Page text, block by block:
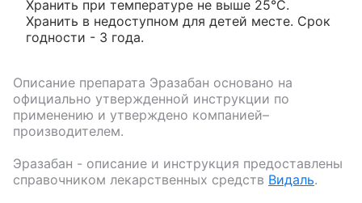
Хранить при температуре не выше 25°С.
Хранить в недоступном для детей месте. Срок
годности - 3 года.
Описание препарата Эразабан основано на
официально утвержденной инструкции по
применению и утверждено компанией–
производителем.
Эразабан - описание и инструкция предоставлены
справочником лекарственных средств Видаль.